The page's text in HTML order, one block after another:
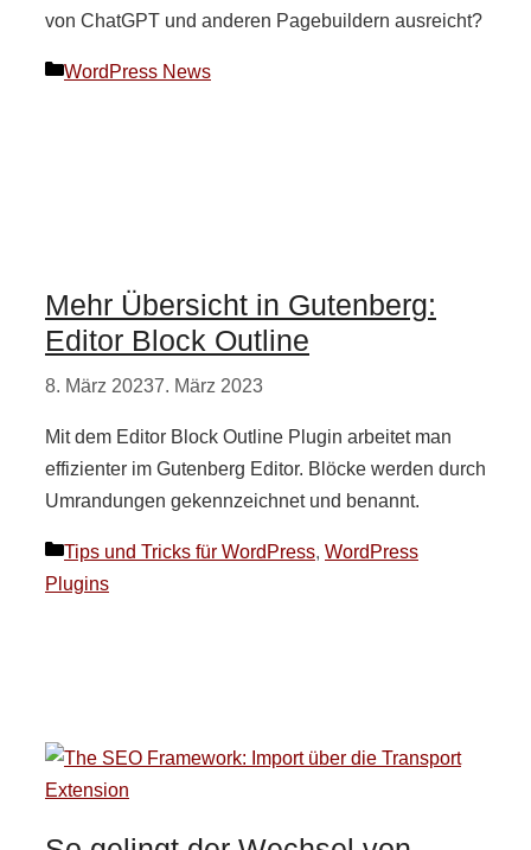
von ChatGPT und anderen Pagebuildern ausreicht?
Kategorien
WordPress News
Mehr Übersicht in Gutenberg:
Editor Block Outline
8. März 20237. März 2023
Mit dem Editor Block Outline Plugin arbeitet man
effizienter im Gutenberg Editor. Blöcke werden durch
Umrandungen gekennzeichnet und benannt.
Kategorien
Tips und Tricks für WordPress, WordPress
Plugins